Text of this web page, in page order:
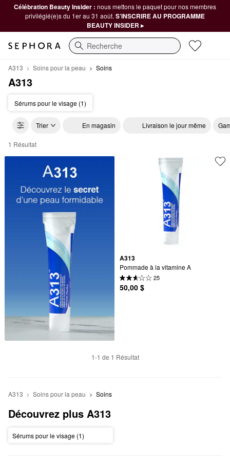
Célébration Beauty Insider : nous mettons le paquet pour nos membres
privilégié(e)s du 1er au 31 août. S’INSCRIRE AU PROGRAMME
BEAUTY INSIDER ▸
Recherche
A313 Soins pour la peau Soins
A313
Sérums pour le visage (1)
Trier En magasin Livraison le jour même
A313 Soins
1 Résultat
A313
Pommade à la vitamine A
25
50,00 $
1-1 de 1 Résultat
A313 Soins pour la peau Soins
Découvrez plus A313
Sérums pour le visage (1)